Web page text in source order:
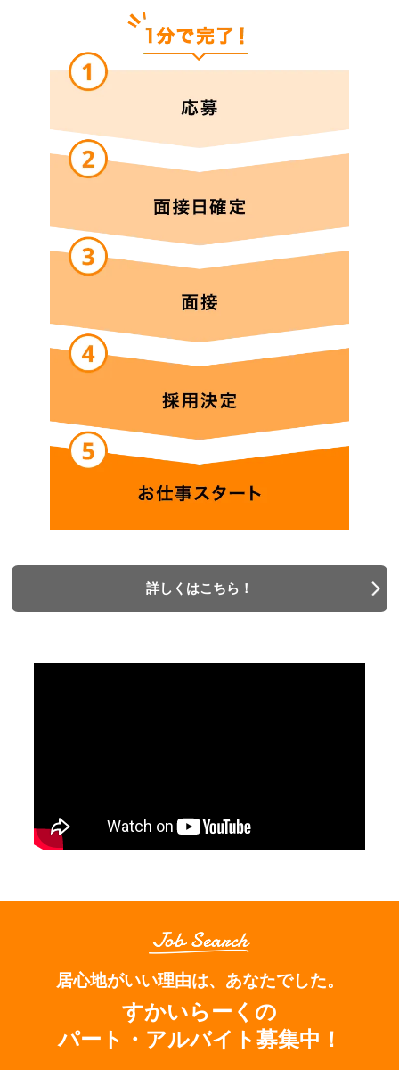
詳しくはこちら！
居心地がいい理由は、あなたでした。
すかいらーくの
パート・アルバイト募集中！